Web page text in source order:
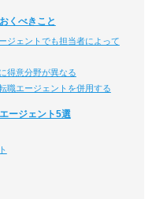
くべきこと
ジェントでも担当者によって
得意分野が異なる
職エージェントを併用する
ージェント5選